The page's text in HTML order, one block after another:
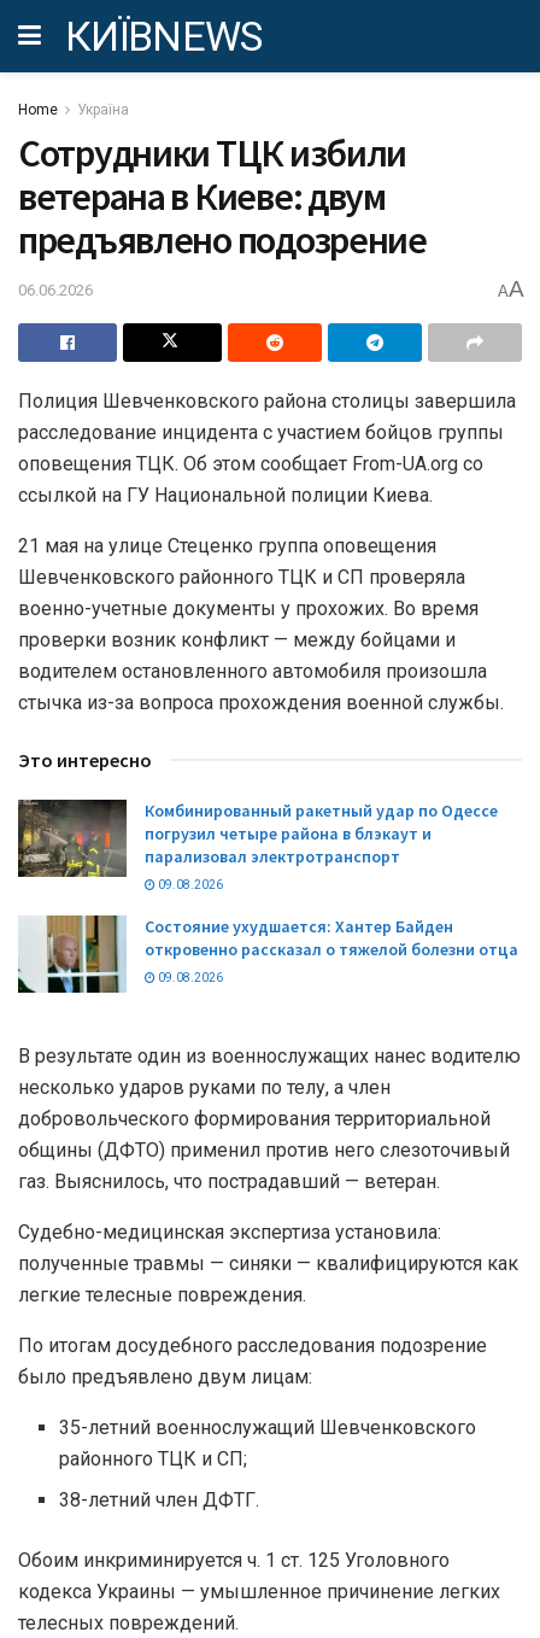
КИЇВNEWS
Home Україна
Сотрудники ТЦК избили
ветерана в Киеве: двум
предъявлено подозрение
06.06.2026 AA
Полиция Шевченковского района столицы завершила
расследование инцидента с участием бойцов группы
оповещения ТЦК. Об этом сообщает From-UA.org со
ссылкой на ГУ Национальной полиции Киева.
21 мая на улице Стеценко группа оповещения
Шевченковского районного ТЦК и СП проверяла
военно-учетные документы у прохожих. Во время
проверки возник конфликт — между бойцами и
водителем остановленного автомобиля произошла
стычка из-за вопроса прохождения военной службы.
Это интересно
Комбинированный ракетный удар по Одессе
погрузил четыре района в блэкаут и
парализовал электротранспорт
09.08.2026
Состояние ухудшается: Хантер Байден
откровенно рассказал о тяжелой болезни отца
09.08.2026
В результате один из военнослужащих нанес водителю
несколько ударов руками по телу, а член
добровольческого формирования территориальной
общины (ДФТО) применил против него слезоточивый
газ. Выяснилось, что пострадавший — ветеран.
Судебно-медицинская экспертиза установила:
полученные травмы — синяки — квалифицируются как
легкие телесные повреждения.
По итогам досудебного расследования подозрение
было предъявлено двум лицам:
35-летний военнослужащий Шевченковского
районного ТЦК и СП;
38-летний член ДФТГ.
Обоим инкриминируется ч. 1 ст. 125 Уголовного
кодекса Украины — умышленное причинение легких
телесных повреждений.